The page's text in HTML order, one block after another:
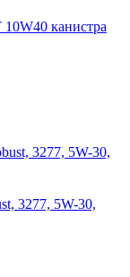
канистра
3277, 5W-30,